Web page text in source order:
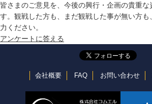
皆さまのご意見を、今後の興行・企画の貴重な
す。観戦した方も、まだ観戦した事が無い方
力ください。
アンケートに答える
会社概要 FAQ お問い合わせ